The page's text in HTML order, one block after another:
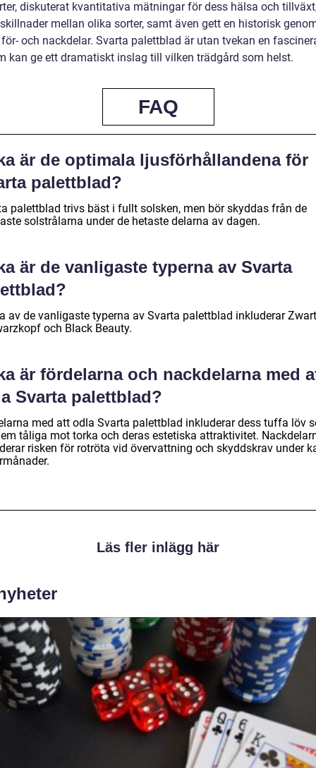
diskuterat kvantitativa mätningar för dess hälsa och
mellan olika sorter, samt även gett en historisk
och nackdelar. Svarta palettblad är utan tvekan en
kan ge ett dramatiskt inslag till vilken trädgård som helst.
FAQ
är de optimala ljusförhållandena för
palettblad?
palettblad trivs bäst i fullt solsken, men bör skyddas från de
solstrålarna under de hetaste delarna av dagen.
är de vanligaste typerna av Svarta
av de vanligaste typerna av Svarta palettblad inkluderar
och Black Beauty.
är fördelarna och nackdelarna med
Svarta palettblad?
med att odla Svarta palettblad inkluderar dess tuffa löv
tåliga mot torka och deras estetiska attraktivitet.
risken för rotröta vid övervattning och skyddskrav under
Läs fler inlägg här